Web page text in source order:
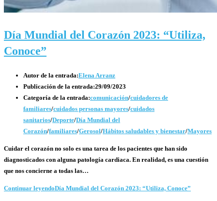
Día Mundial del Corazón 2023: “Utiliza,
Conoce”
Autor de la entrada:Elena Arranz
Publicación de la entrada:29/09/2023
Categoría de la entrada:comunicación/cuidadores de
familiares/cuidados personas mayores/cuidados
sanitarios/Deporte/Día Mundial del
Corazón/familiares/Gerosol/Hábitos saludables y bienestar/Mayores
Cuidar el corazón no solo es una tarea de los pacientes que han sido
diagnosticados con alguna patología cardiaca. En realidad, es una cuestión
que nos concierne a todas las…
Continuar leyendoDía Mundial del Corazón 2023: “Utiliza, Conoce”